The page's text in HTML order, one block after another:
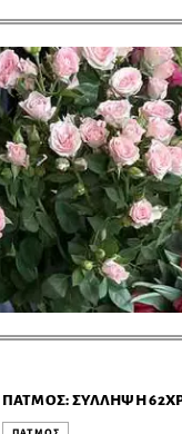
κατηφορικού όρους.
ΠΆΤΜΟΣ: ΣΎΛΛΗΨΗ